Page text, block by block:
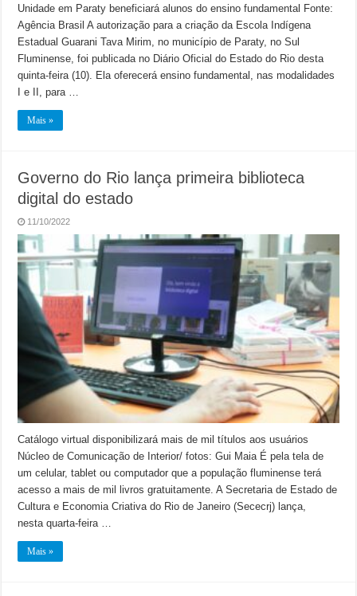
Unidade em Paraty beneficiará alunos do ensino fundamental Fonte:
Agência Brasil A autorização para a criação da Escola Indígena
Estadual Guarani Tava Mirim, no município de Paraty, no Sul
Fluminense, foi publicada no Diário Oficial do Estado do Rio desta
quinta-feira (10). Ela oferecerá ensino fundamental, nas modalidades
I e II, para …
Mais »
Governo do Rio lança primeira biblioteca
digital do estado
11/10/2022
Catálogo virtual disponibilizará mais de mil títulos aos usuários
Núcleo de Comunicação de Interior/ fotos: Gui Maia É pela tela de
um celular, tablet ou computador que a população fluminense terá
acesso a mais de mil livros gratuitamente. A Secretaria de Estado de
Cultura e Economia Criativa do Rio de Janeiro (Sececrj) lança,
nesta quarta-feira …
Mais »